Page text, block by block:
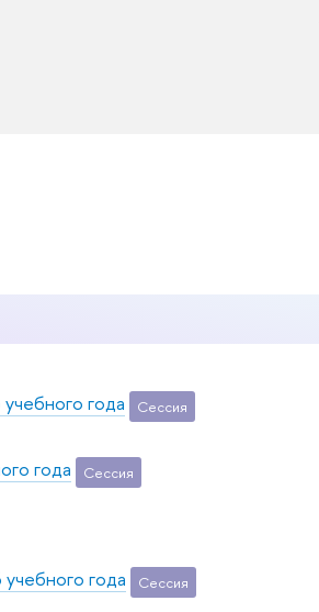
года Сессия
года Сессия
года Сессия